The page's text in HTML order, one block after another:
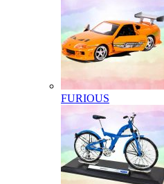
FURIOUS